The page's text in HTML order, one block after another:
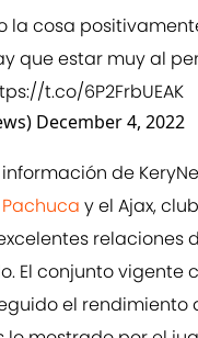
la cosa
que estar muy al
t.co/6P2FrbUEAK
December 4, 2022
de
Pachuca y el Ajax,
relaciones
El conjunto vigente
el rendimiento